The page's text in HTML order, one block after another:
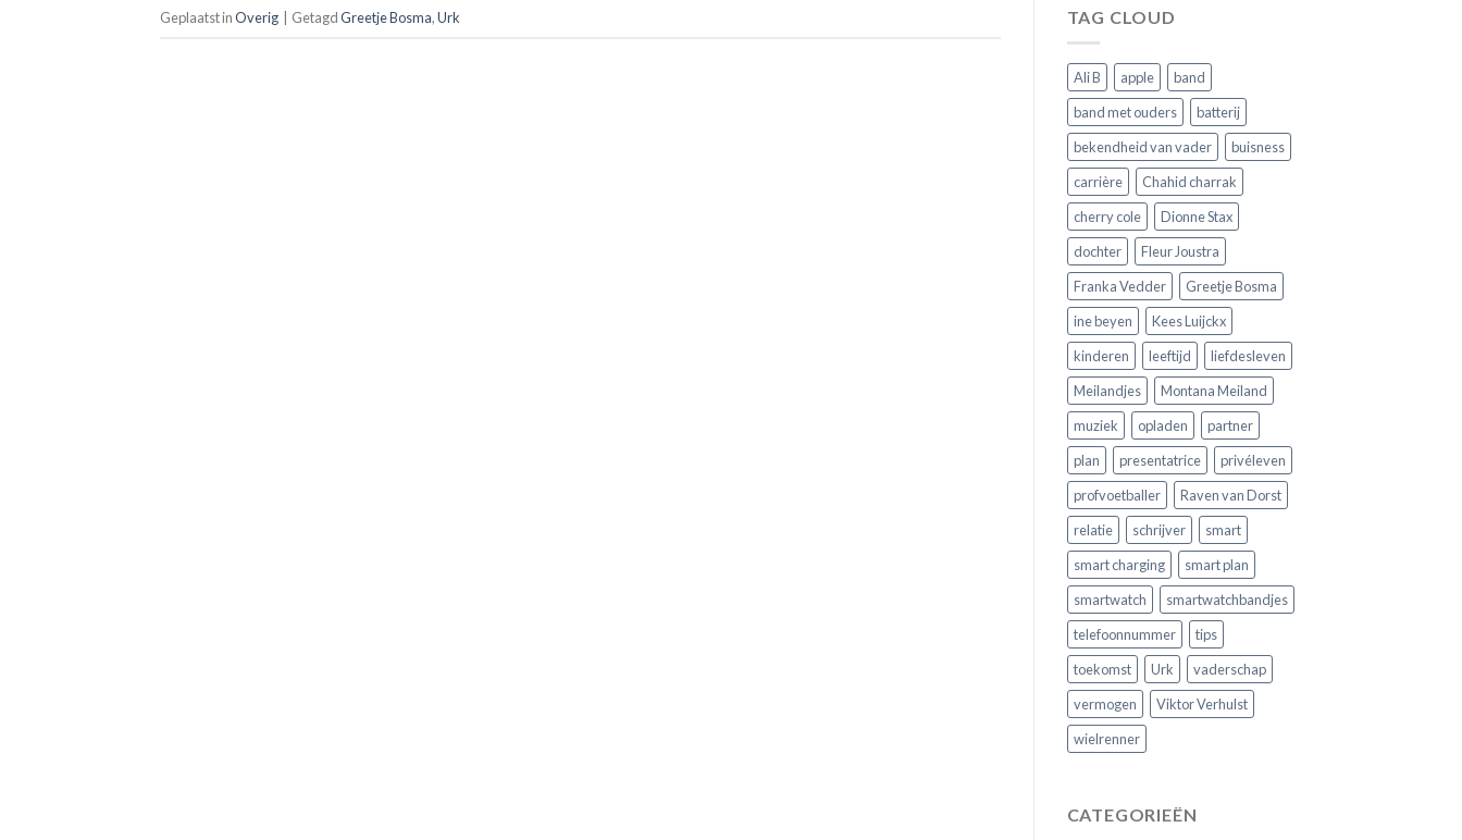
Geplaatst inOverig GetagdGreetje Bosma,Urk TAG CLOUD
Ali B apple
band
band met ouders
batterij
bekendheid van vader
buisness
carrière
Chahid charrak
cherry cole
Dionne Stax
dochter
Fleur Joustra
Franka Vedder
Greetje Bosma
ine beyen
Kees Luijckx
kinderen
leeftijd
liefdesleven
Meilandjes
Montana Meiland
muziek
opladen
partner
plan
presentatrice
privéleven
profvoetballer
Raven van Dorst
relatie
schrijver
smart
smart charging
smart plan
smartwatch
smartwatchbandjes
telefoonnummer
tips
toekomst
Urk
vaderschap
vermogen
Viktor Verhulst
wielrenner
CATEGORIEËN